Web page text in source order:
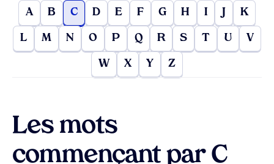
A B C D E F G H I J K
L M N O P Q R S T U V
W X Y Z
Les mots
commençant par C